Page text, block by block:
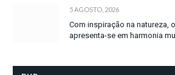
5 AGOSTO, 2026
Com inspiração na natureza,
apresenta-se em harmonia